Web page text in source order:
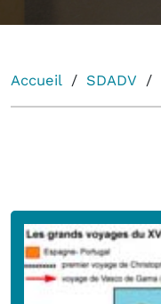
Accueil SDADV